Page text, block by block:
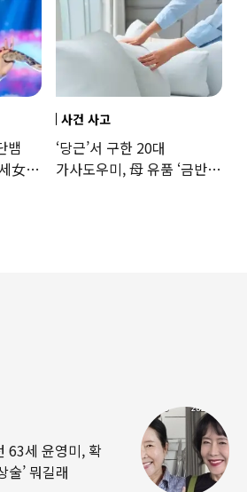
뱀
女
사건 사고
‘당근’서 구한 20대
가사도우미, 母 유품 ‘금반지
63세 윤영미, 확
’ 뭐길래